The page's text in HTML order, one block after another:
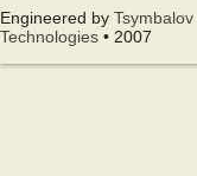
Engineered by Tsymbalov
Technologies • 2007